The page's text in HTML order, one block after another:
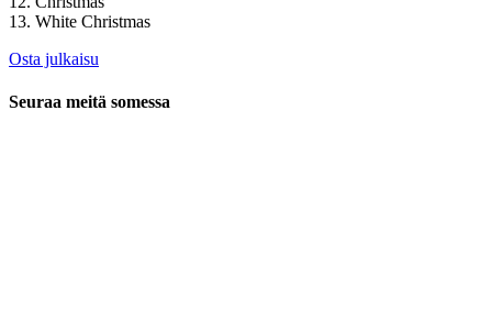
13. White Christmas
Osta julkaisu
Seuraa meitä somessa